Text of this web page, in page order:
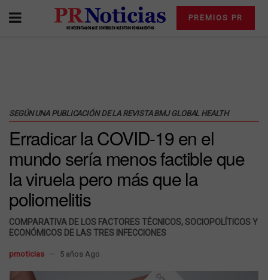
PREMIOS PR
SEGÚN UNA PUBLICACIÓN DE LA REVISTA BMJ GLOBAL HEALTH
Erradicar la COVID-19 en el
mundo sería menos factible que
la viruela pero más que la
poliomelitis
COMPARATIVA DE LOS FACTORES TÉCNICOS, SOCIOPOLÍTICOS Y
ECONÓMICOS DE LAS TRES INFECCIONES
prnoticias 5 años Ago